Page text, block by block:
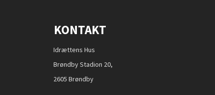
KONTAKT
Idrættens Hus
Brøndby Stadion 20,
2605 Brøndby